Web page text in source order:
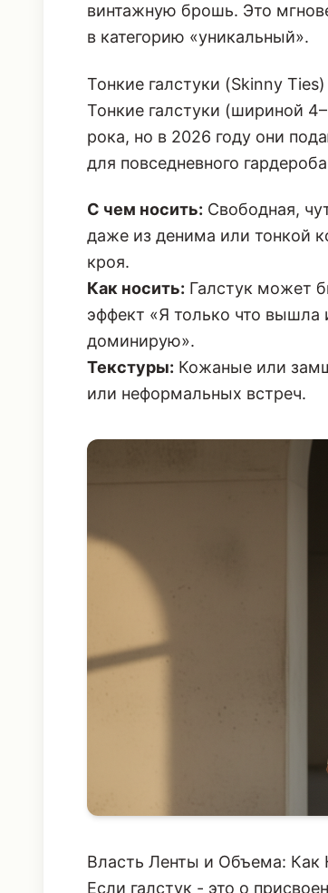
винтажную брошь. Это
в категорию «уникальный».
Тонкие галстуки (Skinny
Тонкие галстуки (шириной
рока, но в 2026 году они
для повседневного
С чем носить: Свободная,
даже из денима или тонкой
кроя.
Как носить: Галстук может
эффект «Я только что вышла
доминирую».
Текстуры: Кожаные или
или неформальных встреч.
Власть Ленты и Объема: Как
Если галстук - это о